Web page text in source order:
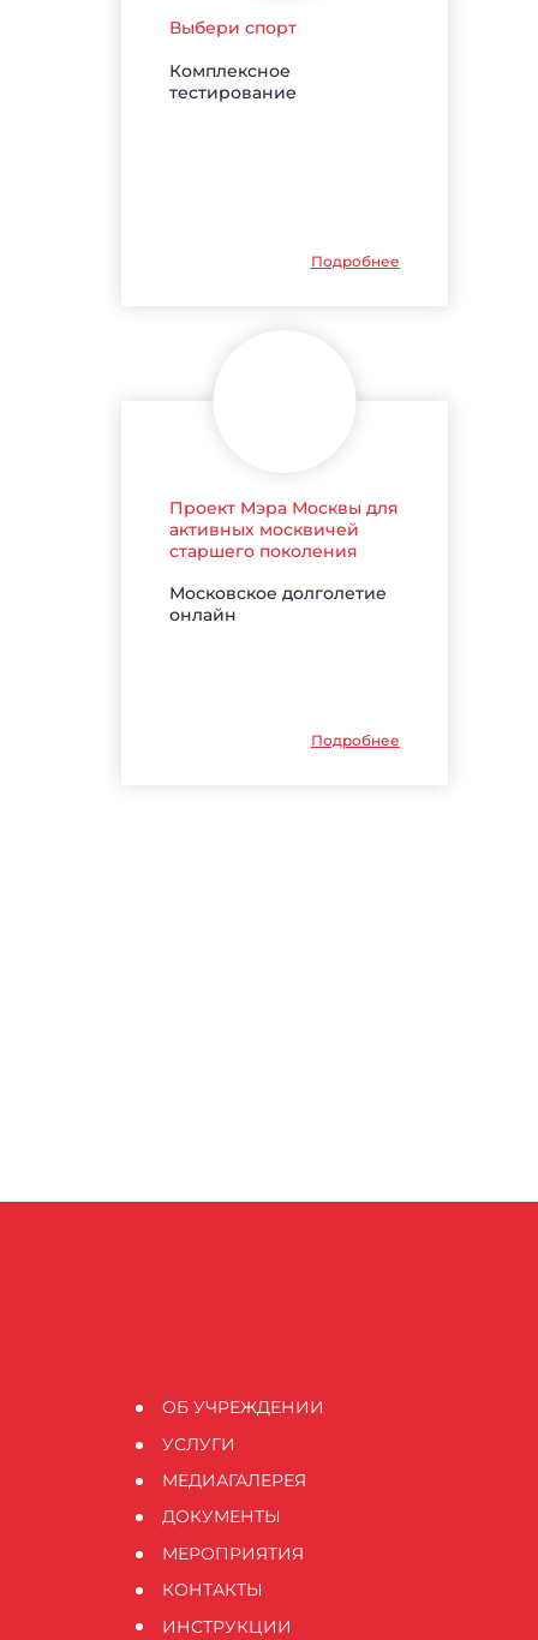
Выбери спорт
Комплексное
тестирование
Подробнее
Проект Мэра Москвы для
активных москвичей
старшего поколения
Московское долголетие
онлайн
Подробнее
ОБ УЧРЕЖДЕНИИ
УСЛУГИ
МЕДИАГАЛЕРЕЯ
ДОКУМЕНТЫ
МЕРОПРИЯТИЯ
КОНТАКТЫ
ИНСТРУКЦИИ